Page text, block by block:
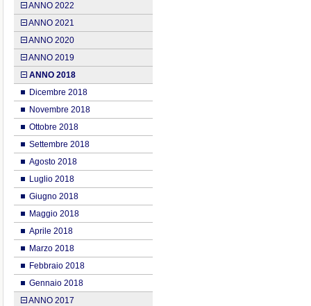
ANNO 2022
ANNO 2021
ANNO 2020
ANNO 2019
ANNO 2018
Dicembre 2018
Novembre 2018
Ottobre 2018
Settembre 2018
Agosto 2018
Luglio 2018
Giugno 2018
Maggio 2018
Aprile 2018
Marzo 2018
Febbraio 2018
Gennaio 2018
ANNO 2017